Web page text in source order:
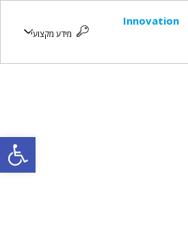
פתח
Innovation
מידע מקצועי